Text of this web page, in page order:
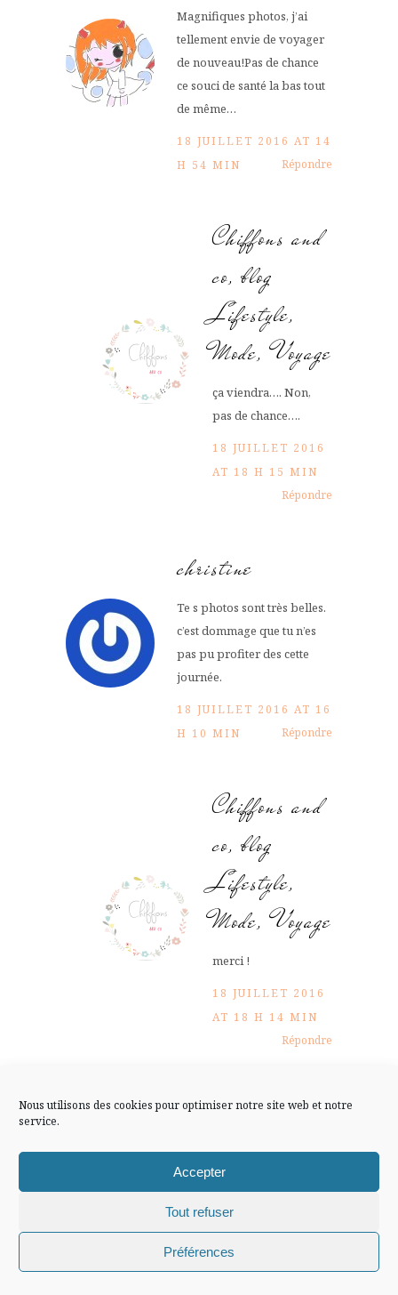
Nous utilisons des cookies pour optimiser notre site web et notre
service.
Accepter
Tout refuser
Préférences
Magnifiques photos, j’ai
tellement envie de voyager
de nouveau!Pas de chance
ce souci de santé la bas tout
de même…
18 JUILLET 2016 AT 14
H 54 MIN
Répondre
Chiffons and
co, blog
Lifestyle,
Mode, Voyage
ça viendra…. Non,
pas de chance….
18 JUILLET 2016
AT 18 H 15 MIN
Répondre
christine
Te s photos sont très belles.
c’est dommage que tu n’es
pas pu profiter des cette
journée.
18 JUILLET 2016 AT 16
H 10 MIN
Répondre
Chiffons and
co, blog
Lifestyle,
Mode, Voyage
merci !
18 JUILLET 2016
AT 18 H 14 MIN
Répondre
Manon
New York est une ville si
fascinante et attractive,
18 JUILLET 2016 AT 22
H 56 MIN
FLUX INSTA
Suivre sur Instagram
Confidentialité